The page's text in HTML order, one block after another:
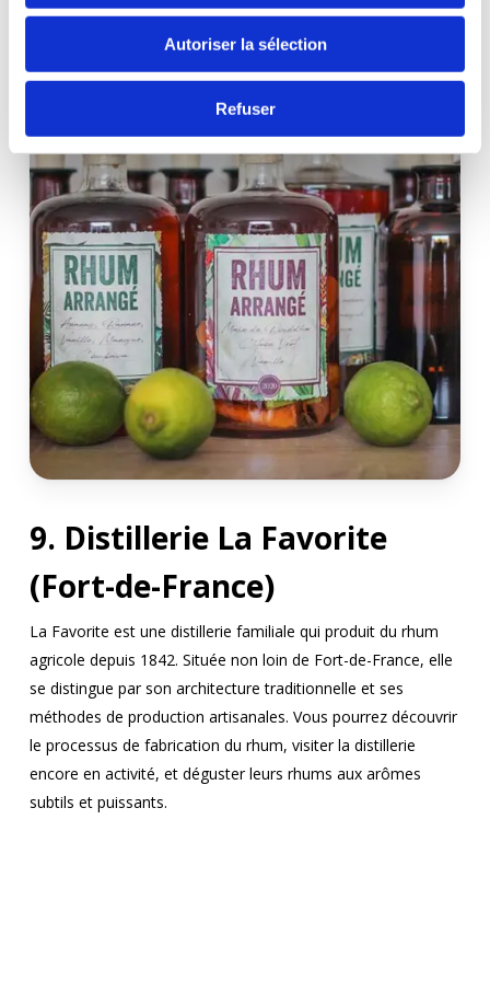
Autoriser la sélection
Refuser
conviviale et chaleureuse.
9. Distillerie La Favorite
(Fort-de-France)
La Favorite est une distillerie familiale qui produit du rhum
agricole depuis 1842. Située non loin de Fort-de-France, elle
se distingue par son architecture traditionnelle et ses
méthodes de production artisanales. Vous pourrez découvrir
le processus de fabrication du rhum, visiter la distillerie
encore en activité, et déguster leurs rhums aux arômes
subtils et puissants.